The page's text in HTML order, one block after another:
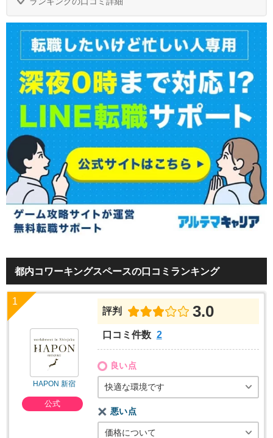
都内コワーキングスペースの口コミランキング
HAPON 新宿
公式
評判 3.0
口コミ件数 2
良い点
快適な環境です
悪い点
価格について